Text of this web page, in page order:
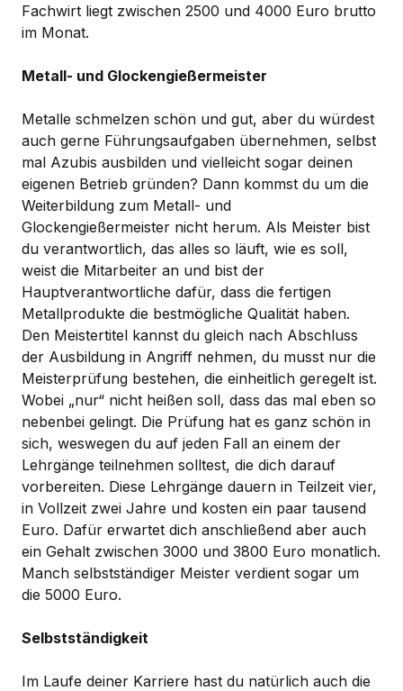
Fachwirt liegt zwischen 2500 und 4000 Euro brutto
im Monat.
Metall- und Glockengießermeister
Metalle schmelzen schön und gut, aber du würdest
auch gerne Führungsaufgaben übernehmen, selbst
mal Azubis ausbilden und vielleicht sogar deinen
eigenen Betrieb gründen? Dann kommst du um die
Weiterbildung zum Metall- und
Glockengießermeister nicht herum. Als Meister bist
du verantwortlich, das alles so läuft, wie es soll,
weist die Mitarbeiter an und bist der
Hauptverantwortliche dafür, dass die fertigen
Metallprodukte die bestmögliche Qualität haben.
Den Meistertitel kannst du gleich nach Abschluss
der Ausbildung in Angriff nehmen, du musst nur die
Meisterprüfung bestehen, die einheitlich geregelt ist.
Wobei „nur“ nicht heißen soll, dass das mal eben so
nebenbei gelingt. Die Prüfung hat es ganz schön in
sich, weswegen du auf jeden Fall an einem der
Lehrgänge teilnehmen solltest, die dich darauf
vorbereiten. Diese Lehrgänge dauern in Teilzeit vier,
in Vollzeit zwei Jahre und kosten ein paar tausend
Euro. Dafür erwartet dich anschließend aber auch
ein Gehalt zwischen 3000 und 3800 Euro monatlich.
Manch selbstständiger Meister verdient sogar um
die 5000 Euro.
Selbstständigkeit
Im Laufe deiner Karriere hast du natürlich auch die